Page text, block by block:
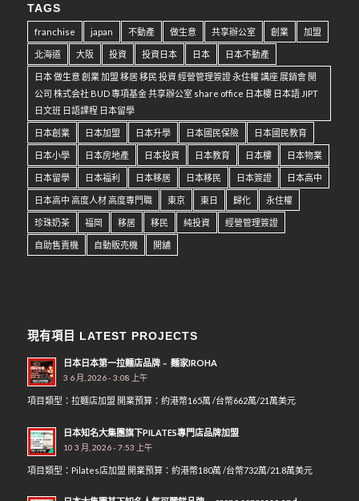
TAGS
franchise japan 不動產 做生意 共享辦公室 創業 加盟
北海道 大阪 投資 投資日本 日本 日本不動產
日本 做生意 創業 加盟 移居 移民 投資 經營管理簽證 永住權 講座 展銷會 開
公司 株式会社 BUD 專項基金 共享辦公室 share office 日本樓 日本語 JIPT
日文班 日語課程 日本留學
日本創業 日本加盟 日本升學 日本國民保險 日本國民教育
日本小學 日本房地產 日本投資 日本教育 日本樓 日本物業
日本留學 日本福利 日本移居 日本移民 日本簽證 日本高中
日本高中 高度人材 高度專門職 東京 東日 歸化 永住權
珍珠奶茶 福岡 移居 移民 純投資 經營管理簽證
自助售賣機 自動販売機 開舖
現有項目 LATEST PROJECTS
日本日本第一拉麵店品牌﹣ 麵家IROHA
3 6 月, 2026 - 3:08 上午
項目類型：拉麵店加盟 開業預算：約港幣165萬 /台幣662萬/21萬美元
日本知名大集團旗下PILATES專門店品牌加盟
10 3 月, 2026 - 7:53 上午
項目類型：Pilates店加盟 開業預算：約港幣180萬 /台幣732萬/21.8萬美元